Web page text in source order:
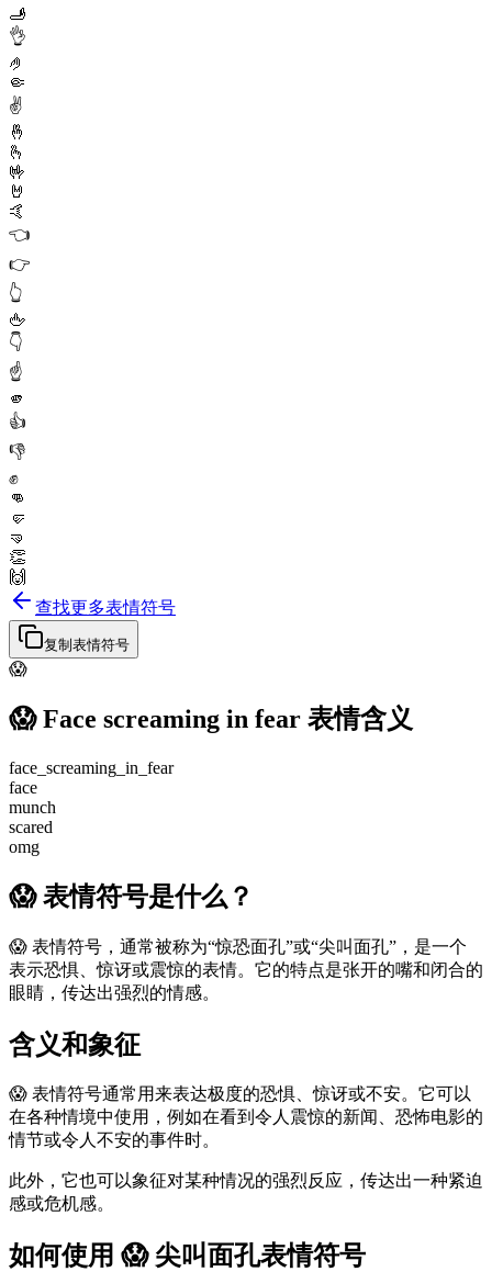
🫸
👌
🤌
🤏
✌️
🤞
🫰
🤟
🤘
🤙
👈
👉
👆
🖕
👇
☝️
🫵
👍
👎
✊
👊
🤛
🤜
👏
🙌
查找更多表情符号
复制表情符号
😱
😱 Face screaming in fear 表情含义
face_screaming_in_fear
face
munch
scared
omg
😱 表情符号是什么？
😱 表情符号，通常被称为“惊恐面孔”或“尖叫面孔”，是一个
表示恐惧、惊讶或震惊的表情。它的特点是张开的嘴和闭合的
眼睛，传达出强烈的情感。
含义和象征
😱 表情符号通常用来表达极度的恐惧、惊讶或不安。它可以
在各种情境中使用，例如在看到令人震惊的新闻、恐怖电影的
情节或令人不安的事件时。
此外，它也可以象征对某种情况的强烈反应，传达出一种紧迫
感或危机感。
如何使用 😱 尖叫面孔表情符号